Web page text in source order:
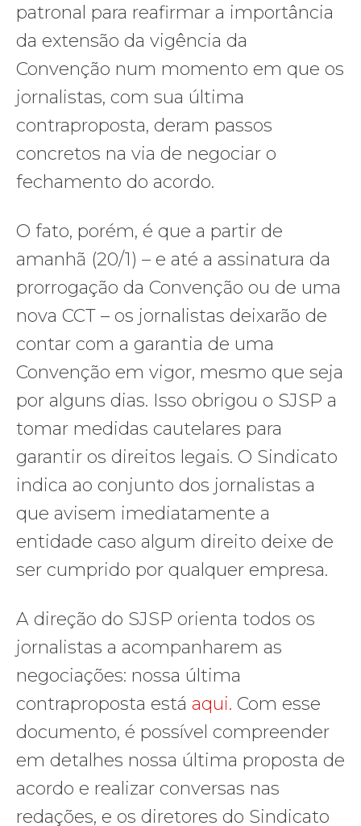
patronal para reafirmar a importância
da extensão da vigência da
Convenção num momento em que os
jornalistas, com sua última
contraproposta, deram passos
concretos na via de negociar o
fechamento do acordo.
O fato, porém, é que a partir de
amanhã (20/1) – e até a assinatura da
prorrogação da Convenção ou de uma
nova CCT – os jornalistas deixarão de
contar com a garantia de uma
Convenção em vigor, mesmo que seja
por alguns dias. Isso obrigou o SJSP a
tomar medidas cautelares para
garantir os direitos legais. O Sindicato
indica ao conjunto dos jornalistas a
que avisem imediatamente a
entidade caso algum direito deixe de
ser cumprido por qualquer empresa.
A direção do SJSP orienta todos os
jornalistas a acompanharem as
negociações: nossa última
contraproposta está aqui. Com esse
documento, é possível compreender
em detalhes nossa última proposta de
acordo e realizar conversas nas
redações, e os diretores do Sindicato